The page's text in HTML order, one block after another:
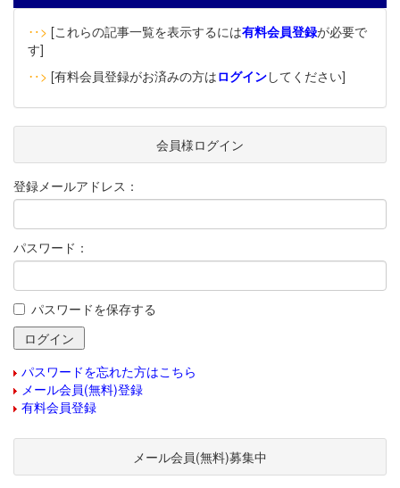
‥> [これらの記事一覧を表示するには有料会員登録が必要で
す]
‥> [有料会員登録がお済みの方はログインしてください]
会員様ログイン
登録メールアドレス：
パスワード：
パスワードを保存する
パスワードを忘れた方はこちら
メール会員(無料)登録
有料会員登録
メール会員(無料)募集中